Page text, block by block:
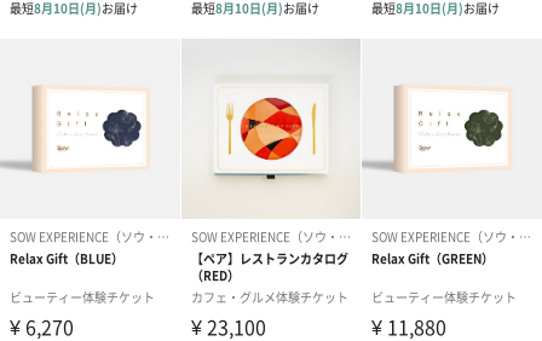
2.専用サイトで利用したいコースを選び、予約を申し込みます
3.スマホを持って体験へ！指定の場所で体験をお楽しみください
けします
ご利用に関する「よくある質問」はこちら
ソウ・エクスペリエンスのお問い合わせフォームはこちら